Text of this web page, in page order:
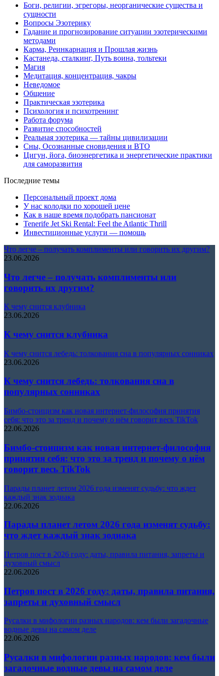
Боги, религии, эгрегоры, неорганические существа и
сущности
Вопросы Эзотерику
Гадание и прогнозирование ситуации эзотерическими
методами
Карма, Реинкарнация и Прошлая жизнь
Кастанеда, сталкинг, Путь воина, тольтеки
Магия
Медитация, концентрация, чакры
Неведомое
Общение
Практическая эзотерика
Психология и психотренинг
Работа форума
Развитие способностей
Реальная эзотерика — тайны цивилизации
Сны, Осознанные сновидения и ВТО
Цигун, йога, биоэнергетика и энергетические практики
для саморазвития
Последние темы
Персональный проект дома
У нас колодки по хорошей цене
Как в наше время подобрать пансионат
Tenerife Jet Ski Rental: Feel the Atlantic Thrill
Инвестиционные услуги — помощь
Что легче – получать комплименты или говорить их другим?
23.06.2026
Что легче – получать комплименты или
говорить их другим?
К чему снится клубника
23.06.2026
К чему снится клубника
К чему снится лебедь: толкования сна в популярных сонниках
23.06.2026
К чему снится лебедь: толкования сна в
популярных сонниках
Бимбо-стоицизм как новая интернет-философия принятия
себя: что это за тренд и почему о нём говорит весь TikTok
22.06.2026
Бимбо-стоицизм как новая интернет-философия
принятия себя: что это за тренд и почему о нём
говорит весь TikTok
Парады планет летом 2026 года изменят судьбу: что ждет
каждый знак зодиака
22.06.2026
Парады планет летом 2026 года изменят судьбу:
что ждет каждый знак зодиака
Петров пост в 2026 году: даты, правила питания, запреты и
духовный смысл
22.06.2026
Петров пост в 2026 году: даты, правила питания,
запреты и духовный смысл
Русалки в мифологии разных народов: кем были загадочные
водные девы на самом деле
22.06.2026
Русалки в мифологии разных народов: кем были
загадочные водные девы на самом деле